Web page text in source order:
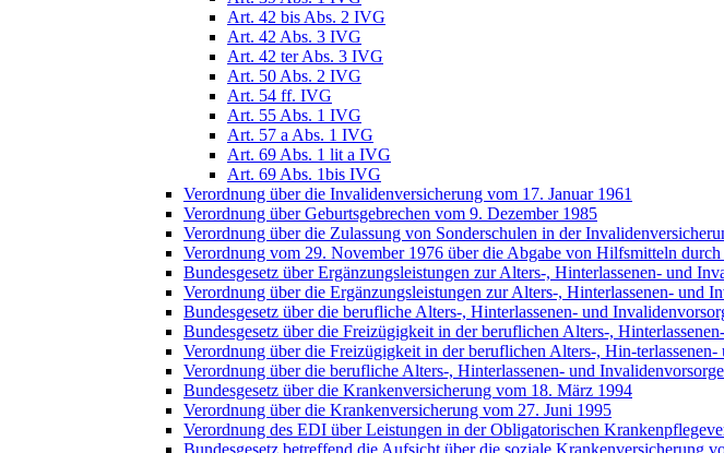
Art. 42 bis Abs. 2 IVG
Art. 42 Abs. 3 IVG
Art. 42 ter Abs. 3 IVG
Art. 50 Abs. 2 IVG
Art. 54 ff. IVG
Art. 55 Abs. 1 IVG
Art. 57 a Abs. 1 IVG
Art. 69 Abs. 1 lit a IVG
Art. 69 Abs. 1bis IVG
Verordnung über die Invalidenversicherung vom 17. Januar 1961
Verordnung über Geburtsgebrechen vom 9. Dezember 1985
Verordnung über die Zulassung von Sonderschulen in der
Verordnung vom 29. November 1976 über die Abgabe von Hilfsmitteln
Bundesgesetz über Ergänzungsleistungen zur Alters-, Hinterlassenen- und
Verordnung über die Ergänzungsleistungen zur Alters-, Hinterlassenen- und
Bundesgesetz über die berufliche Alters-, Hinterlassenen- und
Bundesgesetz über die Freizügigkeit in der beruflichen Alters-,
Verordnung über die Freizügigkeit in der beruflichen Alters-, Hin-
Verordnung über die berufliche Alters-, Hinterlassenen- und
Bundesgesetz über die Krankenversicherung vom 18. März 1994
Verordnung über die Krankenversicherung vom 27. Juni 1995
Verordnung des EDI über Leistungen in der Obligatorischen
Bundesgesetz betreffend die Aufsicht über die soziale Krankenversicherung